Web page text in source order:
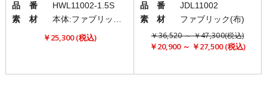
品 番
HWL11002-1.5S
素 材
本体:ファブリック(布)
￥25,300 (税込)
品 番
JDL11002
素 材
ファブリック(布)
￥36,520 ～ ￥47,300(税込)
￥20,900 ～ ￥27,500 (税込)